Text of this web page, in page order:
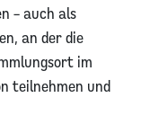
– auch als
an der die
im
teilnehmen und